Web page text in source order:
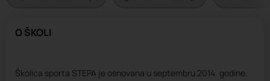
O ŠKOLI
Školica sporta STEPA je osnovana u septembru 2014. godine.